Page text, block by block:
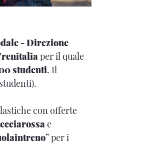
- Direzione
per il quale
studenti. Il
con offerte
e
” per i